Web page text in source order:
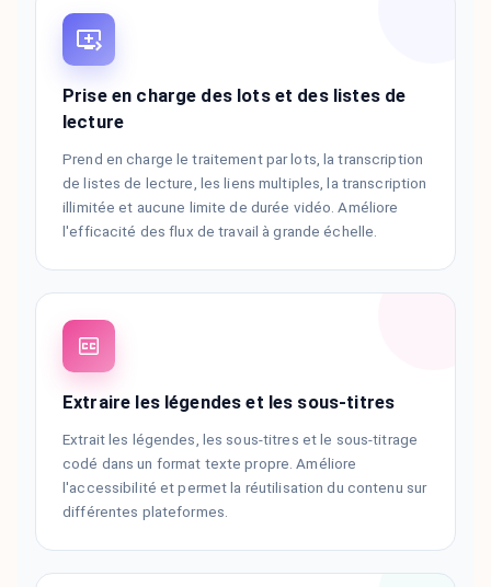
Prise en charge des lots et des listes de
lecture
Prend en charge le traitement par lots, la transcription
de listes de lecture, les liens multiples, la transcription
illimitée et aucune limite de durée vidéo. Améliore
l'efficacité des flux de travail à grande échelle.
Extraire les légendes et les sous-titres
Extrait les légendes, les sous-titres et le sous-titrage
codé dans un format texte propre. Améliore
l'accessibilité et permet la réutilisation du contenu sur
différentes plateformes.